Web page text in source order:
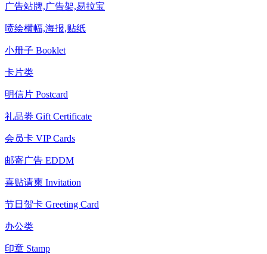
广告站牌,广告架,易拉宝
喷绘横幅,海报,贴纸
小册子 Booklet
卡片类
明信片 Postcard
礼品劵 Gift Certificate
会员卡 VIP Cards
邮寄广告 EDDM
喜贴请柬 Invitation
节日贺卡 Greeting Card
办公类
印章 Stamp